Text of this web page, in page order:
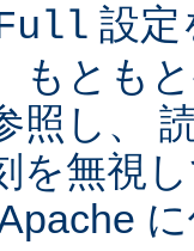
設定
もとも
照し、
を無視